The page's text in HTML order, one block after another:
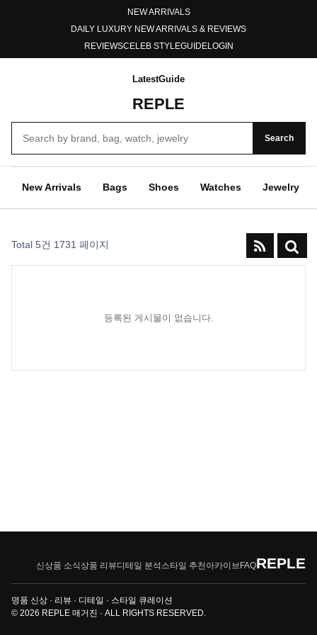
NEW ARRIVALS
DAILY LUXURY NEW ARRIVALS & REVIEWS
REVIEWSCELEB STYLEGUIDELOGIN
REPLE
Search
LatestGuide
New Arrivals Bags Shoes Watches Jewelry
Total 5건 1731 페이지
등록된 게시물이 없습니다.
REPLE
신상품 소식상품 리뷰디테일 분석 스타일 추천 아카이브 FAQ
명품 신상 · 리뷰 · 디테일 · 스타일 큐레이션
© 2026 REPLE 매거진 · ALL RIGHTS RESERVED.